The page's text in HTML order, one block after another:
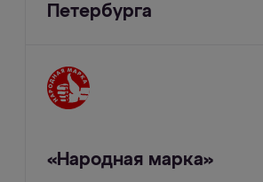
Петербурга
«Народная марка»